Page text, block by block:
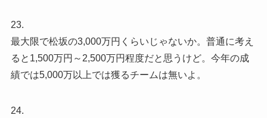
23.
最大限で松坂の3,000万円くらいじゃないか。普通に考え
ると1,500万円～2,500万円程度だと思うけど。今年の成
績では5,000万以上では獲るチームは無いよ。
24.